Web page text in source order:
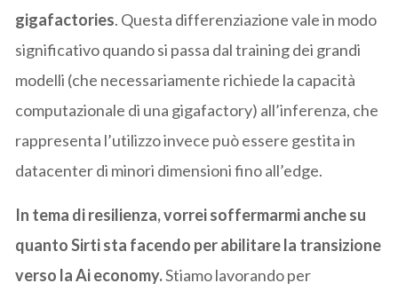
gigafactories. Questa differenziazione vale in modo
significativo quando si passa dal training dei grandi
modelli (che necessariamente richiede la capacità
computazionale di una gigafactory) all’inferenza, che
rappresenta l’utilizzo invece può essere gestita in
datacenter di minori dimensioni fino all’edge.
In tema di resilienza, vorrei soffermarmi anche su
quanto Sirti sta facendo per abilitare la transizione
verso la Ai economy.Stiamo lavorando per